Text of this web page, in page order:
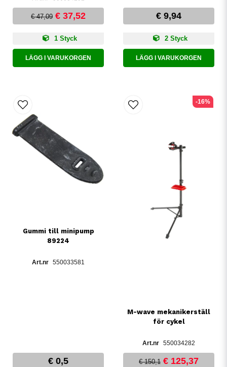
€ 47,09 € 37,52
1 Styck
LÄGG I VARUKORGEN
€ 9,94
2 Styck
LÄGG I VARUKORGEN
Gummi till minipump
89224
550033581
€ 0,5
M-wave mekanikerställ
för cykel
550034282
€ 150,1 € 125,37
-16%